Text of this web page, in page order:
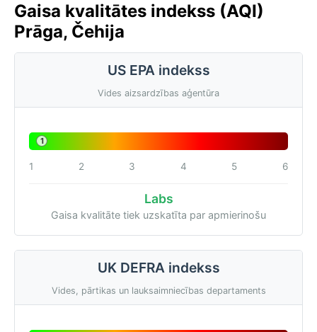
Gaisa kvalitātes indekss (AQI)
Prāga, Čehija
US EPA indekss
Vides aizsardzības aģentūra
1
1 2 3 4 5 6
Labs
Gaisa kvalitāte tiek uzskatīta par apmierinošu
UK DEFRA indekss
Vides, pārtikas un lauksaimniecības departaments